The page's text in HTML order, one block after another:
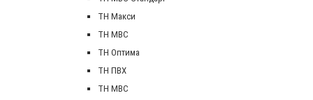
TH Макси
TH МВС
TH Оптима
TH ПВХ
ТН МВС